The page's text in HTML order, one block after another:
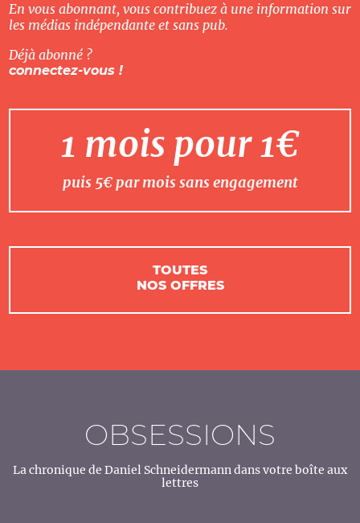
En vous abonnant, vous contribuez à une information sur
les médias indépendante et sans pub.
Déjà abonné ?
connectez-vous !
1 mois pour 1€
puis 5€ par mois sans engagement
TOUTES
NOS OFFRES
OBSESSIONS
La chronique de Daniel Schneidermann dans votre boîte aux
lettres